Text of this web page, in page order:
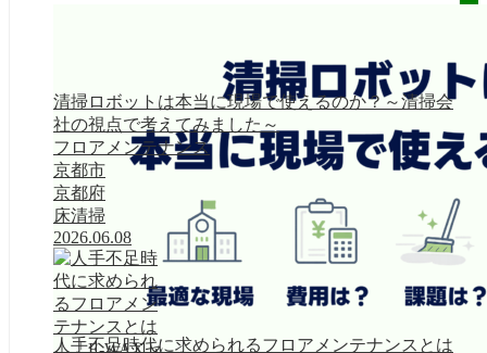
清掃ロボットは本当に現場で使えるのか？～清掃会
社の視点で考えてみました～
フロアメンテナンス
京都市
京都府
床清掃
2026.06.08
人手不足時代に求められるフロアメンテナンスとは